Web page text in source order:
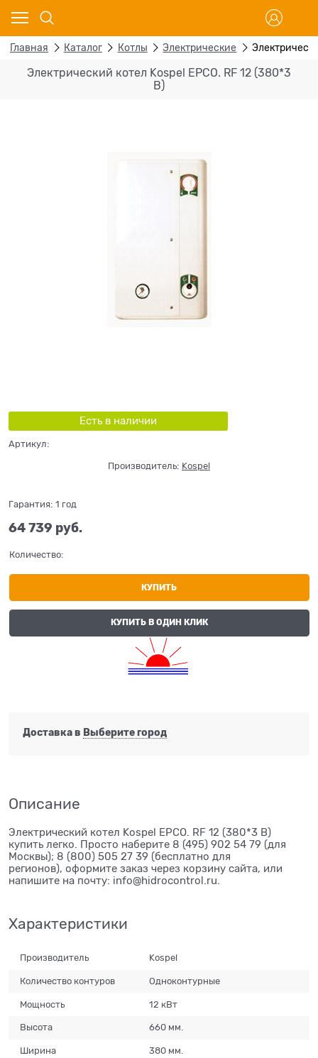
Главная Каталог Котлы Электрические
Электрический котел Kospel EPCO. RF 12 (380*3
В)
Есть в наличии
Артикул:
Производитель: Kospel
Гарантия: 1 год
64 739 руб.
Количество:
КУПИТЬ
КУПИТЬ В ОДИН КЛИК
Доставка в Выберите город
Описание
Электрический котел Kospel EPCO. RF 12 (380*3 В)
купить легко. Просто наберите 8 (495) 902 54 79 (для
Москвы); 8 (800) 505 27 39 (бесплатно для
регионов), оформите заказ через корзину сайта, или
напишите на почту: info@hidrocontrol.ru.
Характеристики
Производитель Kospel
Количество контуров Одноконтурные
Мощность 12 кВт
Высота 660 мм.
Ширина 380 мм.